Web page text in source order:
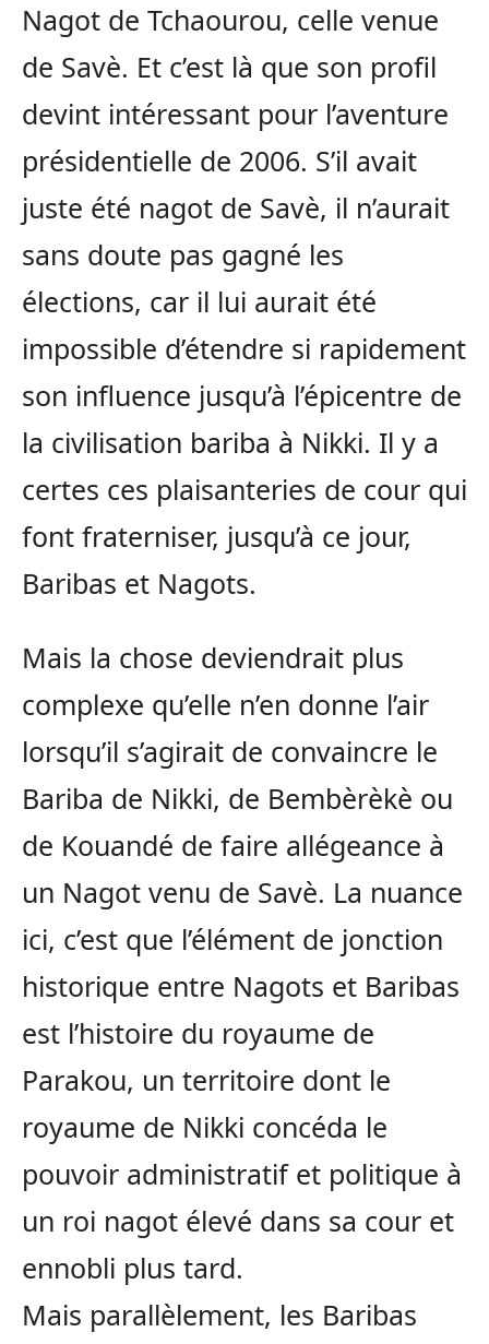
Nagot de Tchaourou, celle venue
de Savè. Et c’est là que son profil
devint intéressant pour l’aventure
présidentielle de 2006. S’il avait
juste été nagot de Savè, il n’aurait
sans doute pas gagné les
élections, car il lui aurait été
impossible d’étendre si rapidement
son influence jusqu’à l’épicentre de
la civilisation bariba à Nikki. Il y a
certes ces plaisanteries de cour qui
font fraterniser, jusqu’à ce jour,
Baribas et Nagots.
Mais la chose deviendrait plus
complexe qu’elle n’en donne l’air
lorsqu’il s’agirait de convaincre le
Bariba de Nikki, de Bembèrèkè ou
de Kouandé de faire allégeance à
un Nagot venu de Savè. La nuance
ici, c’est que l’élément de jonction
historique entre Nagots et Baribas
est l’histoire du royaume de
Parakou, un territoire dont le
royaume de Nikki concéda le
pouvoir administratif et politique à
un roi nagot élevé dans sa cour et
ennobli plus tard.
Mais parallèlement, les Baribas